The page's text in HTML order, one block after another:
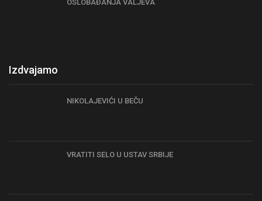
OSLOBAĐANJA VALJEVA
Izdvajamo
NIKOLAJEVIĆI U BEČU
VRATITI SELO U USTAV SRBIJE